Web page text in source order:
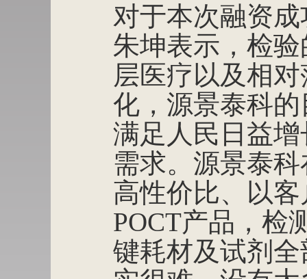
对于本次融资
朱坤表示，检
层医疗以及相
化，源景泰科
满足人民日益
需求。源景泰
高性价比、以
POCT产品，检
键耗材及试剂